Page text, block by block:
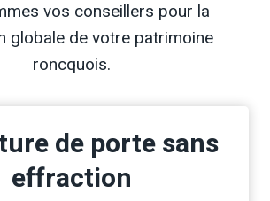
vos conseillers pour la
globale de votre patrimoine
roncquois.
de porte sans
effraction